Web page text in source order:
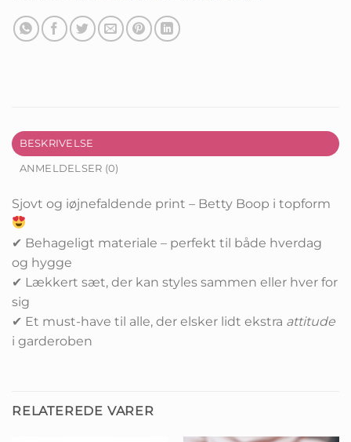
BESKRIVELSE
ANMELDELSER (0)
Sjovt og iøjnefaldende print – Betty Boop i topform
✔ Behageligt materiale – perfekt til både hverdag
og hygge
✔ Lækkert sæt, der kan styles sammen eller hver for
sig
✔ Et must-have til alle, der elsker lidt ekstra attitude
i garderoben
RELATEREDE VARER